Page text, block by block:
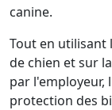
canine.
Tout en utilisant
de chien et sur
par l'employeur,
protection des